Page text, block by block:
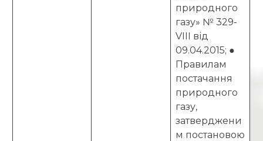
природного
газу» № 329-
VIII від
09.04.2015; ●
Правилам
постачання
природного
газу,
затверджени
м постановою